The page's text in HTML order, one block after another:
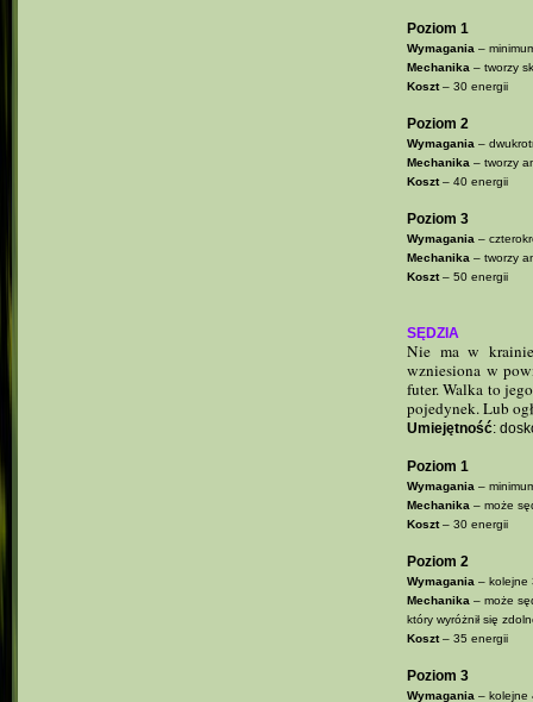
Poziom 1
Wymagania –
Mechanika – tworzy
Koszt– 30 energii
Poziom 2
Wymagania –
Mechanika – tworzy
Koszt– 40 energii
Poziom 3
Wymagania –
Mechanika – tworzy
Koszt– 50 energii
SĘDZIA
Nie ma w
wzniesiona w
futer. Walka to
pojedynek. Lub
Umiejętność:
Poziom 1
Wymagania –
Mechanika – może
Koszt– 30 energii
Poziom 2
Wymagania – kolejne
Mechanika – może
który wyróżnił się
Koszt– 35 energii
Poziom 3
Wymagania – kolejne